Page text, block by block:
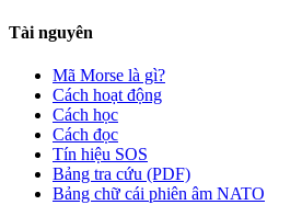
Tài nguyên
Mã Morse là gì?
Cách hoạt động
Cách học
Cách đọc
Tín hiệu SOS
Bảng tra cứu (PDF)
Bảng chữ cái phiên âm NATO